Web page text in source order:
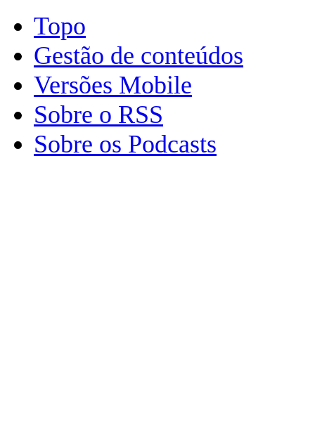
Topo
Gestão de conteúdos
Versões Mobile
Sobre o RSS
Sobre os Podcasts